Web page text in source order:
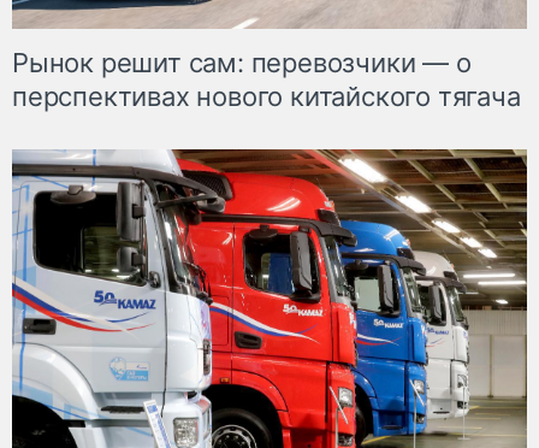
Рынок решит сам: перевозчики — о
перспективах нового китайского тягача